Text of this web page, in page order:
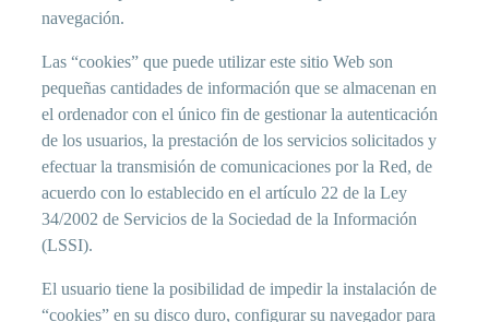
navegación.
Las “cookies” que puede utilizar este sitio Web son
pequeñas cantidades de información que se almacenan en
el ordenador con el único fin de gestionar la autenticación
de los usuarios, la prestación de los servicios solicitados y
efectuar la transmisión de comunicaciones por la Red, de
acuerdo con lo establecido en el artículo 22 de la Ley
34/2002 de Servicios de la Sociedad de la Información
(LSSI).
El usuario tiene la posibilidad de impedir la instalación de
“cookies” en su disco duro, configurar su navegador para